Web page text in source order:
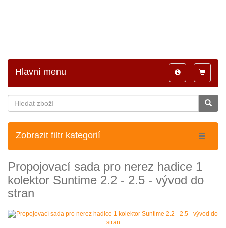
Toggle
Toggle
navigation
Hlavní menu
Zobrazit filtr kategorií
Propojovací sada pro nerez hadice 1
kolektor Suntime 2.2 - 2.5 - vývod do
stran